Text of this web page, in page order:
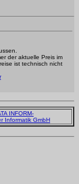
der aktuelle Preis im
ist technisch nicht
INFORM-
Informatik GmbH